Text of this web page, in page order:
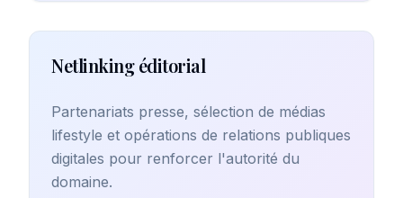
Netlinking éditorial
Partenariats presse, sélection de médias
lifestyle et opérations de relations publiques
digitales pour renforcer l'autorité du
domaine.